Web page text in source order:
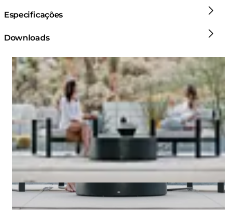
Especificações
Downloads
Loading image...